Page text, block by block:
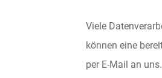
Viele
können eine
per E-Mail an